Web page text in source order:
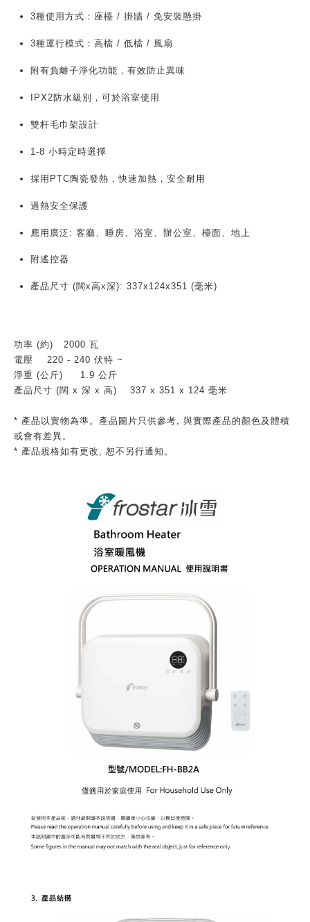
3種使用方式：座檯 / 掛牆 / 免安裝懸掛
3種運行模式：高檔 / 低檔 / 風扇
附有負離子淨化功能，有效防止異味
IPX2防水級別，可於浴室使用
雙杆毛巾架設計
1-8 小時定時選擇
採用PTC陶瓷發熱，快速加熱，安全耐用
過熱安全保護
應用廣泛: 客廳、睡房、浴室、辦公室、檯面、地上
附遙控器
產品尺寸 (闊x高x深): 337x124x351 (毫米)
功率 (約)
2000 瓦
電壓
220 - 240 伏特 ~
淨重 (公斤)
1.9 公斤
產品尺寸 (闊 x 深 x 高)
337 x 351 x 124 毫米
* 產品以實物為準。產品圖片只供參考, 與實際產品的顏色及體積
或會有差異。
* 產品規格如有更改, 恕不另行通知。